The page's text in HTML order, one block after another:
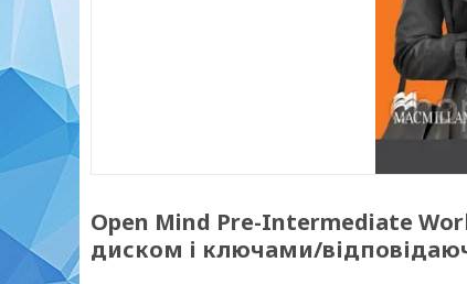
Open Mind Pre-Intermediate
диском і ключами/